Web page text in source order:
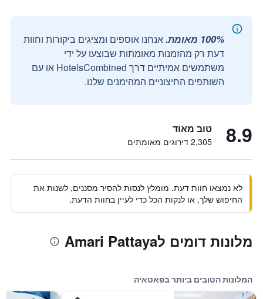
100% מאומת.
אנחנו אוספים ומציגים ביקורות וחוות
דעת רק מהזמנות מאומתות שבוצעו על ידי
משתמשים אמיתיים דרך HotelsCombined או עם
השותפים החיצוניים המהימנים שלנו.
8.9 טוב מאוד
2,305 דירוגים מאומתים
לא נמצאו חוות דעת. מומלץ לנסות להסיר מסננים, לשנות את
החיפוש שלך, או לנקות הכל כדי לעיין בחוות הדעת.
מלונות דומים לAmari Pattaya
המלונות הטובים ביותר בפאטאיה